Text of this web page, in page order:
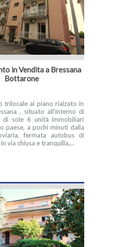
in Vendita a Bressana
Bottarone
trilocale al piano rialzato in
, situato all'interno di
di sole 6 unità immobiliari
paese, a pochi minuti dalla
fermata autobus di
via chiusa e tranquilla,...